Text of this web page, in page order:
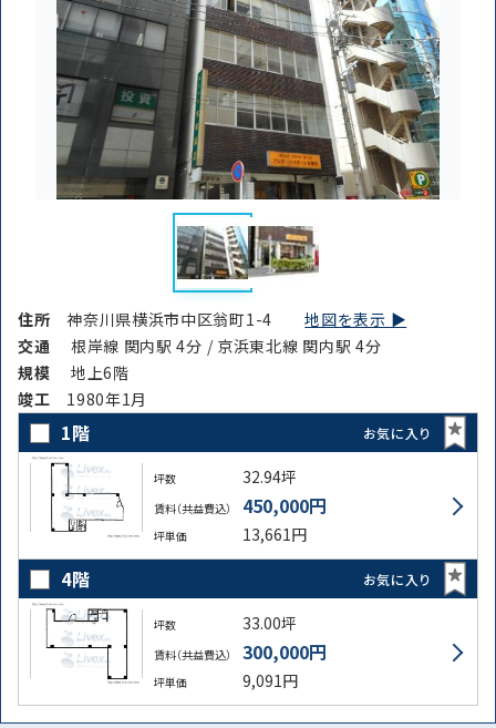
住所神奈川県横浜市中区翁町1-4地図を表示 ▶︎
交通
根岸線 関内駅 4分 / 京浜東北線 関内駅 4分
規模
地上6階
竣⼯ 1980年1月
1階 お気に入り
坪数 32.94坪
賃料（共益費込） 450,000円
坪単価 13,661円
4階 お気に入り
坪数 33.00坪
賃料（共益費込） 300,000円
坪単価 9,091円